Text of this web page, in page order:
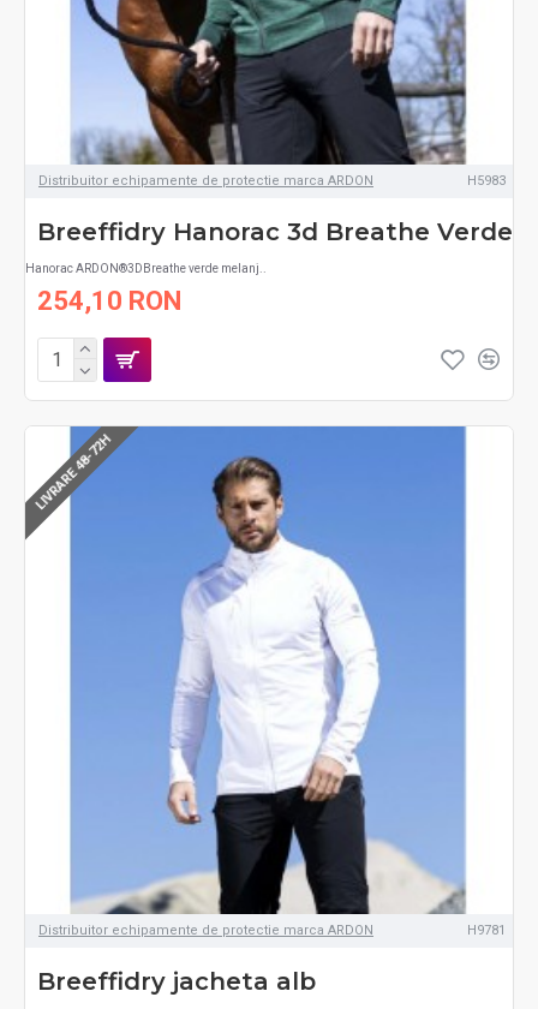
Distribuitor echipamente de protectie marca ARDON H5983
Breeffidry Hanorac 3d Breathe Verde
Hanorac ARDON®3DBreathe verde melanj..
254,10 RON
LIVRARE 48-72H
Distribuitor echipamente de protectie marca ARDON H9781
Breeffidry jacheta alb